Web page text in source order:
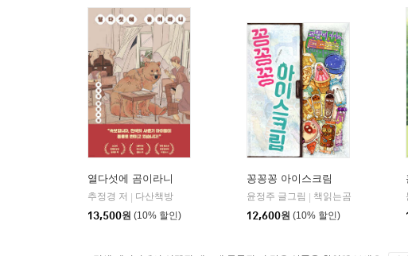
열다섯에 곰이라니
추정경 저
다산책방
13,500원 (10% 할인)
꽁꽁꽁 아이스크림
윤정주 글그림
책읽는곰
12,600원 (10% 할인)